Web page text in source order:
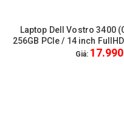
Laptop Dell Vostro 3400
256GB PCIe / 14 inch
Office - New / FullVAT /
Giá: